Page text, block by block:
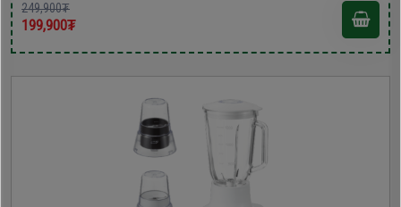
249,900₮
199,900₮